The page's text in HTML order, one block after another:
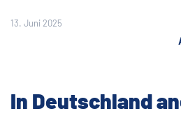
13. Juni 2025
In Deutschland